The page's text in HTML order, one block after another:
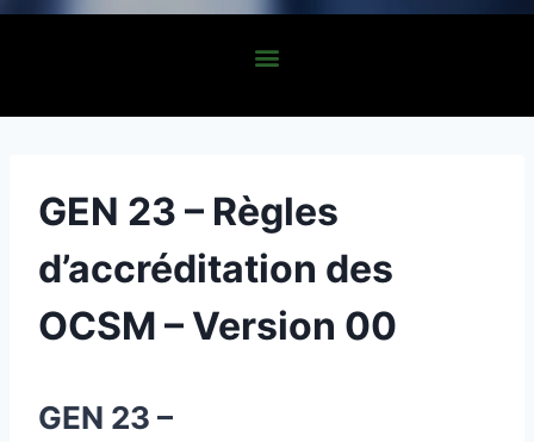
GEN 23 – Règles
d’accréditation des
OCSM – Version 00
GEN 23 –